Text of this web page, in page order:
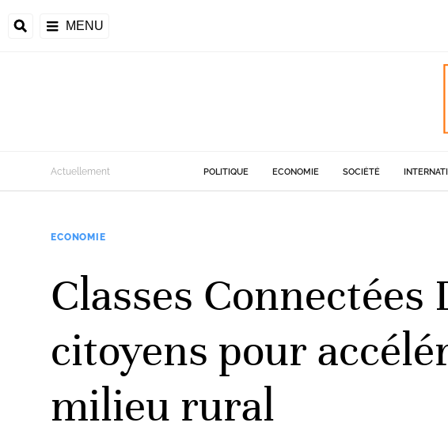
MENU
Actuellement POLITIQUE ECONOMIE SOCIÉTÉ
ECONOMIE
Classes
citoyens pour
milieu rural